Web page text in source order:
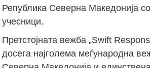
Република Северна Македонија
учесници.
Претстојната вежба „Swift
досега најголема меѓународна